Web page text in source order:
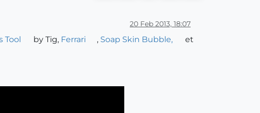
20 Feb 2013, 18:07
Tool by Tig, Ferrari , Soap Skin Bubble,
et